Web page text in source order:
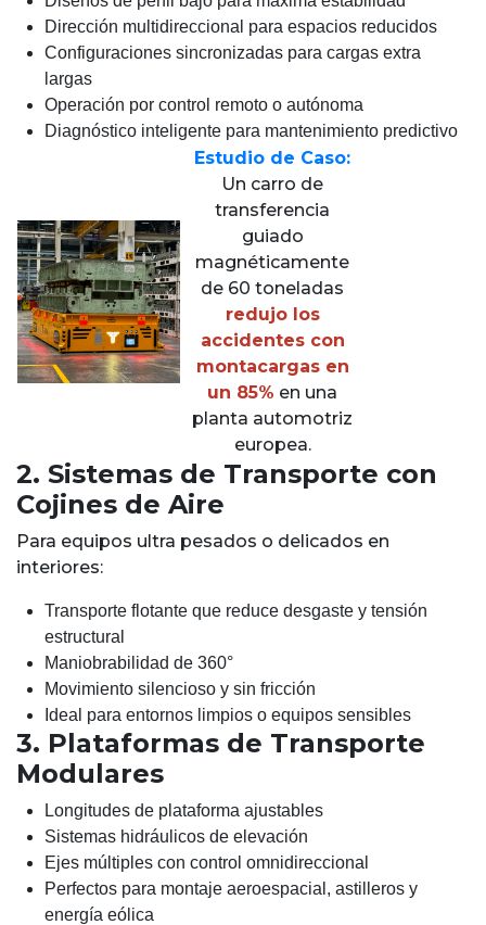
Dirección multidireccional para espacios reducidos
Configuraciones sincronizadas para cargas extra
largas
Operación por control remoto o autónoma
Diagnóstico inteligente para mantenimiento predictivo
Estudio de Caso:
Un carro de
transferencia
guiado
magnéticamente
de 60 toneladas
redujo los
accidentes con
montacargas en
un 85% en una
planta automotriz
europea.
2. Sistemas de Transporte con
Cojines de Aire
Para equipos ultra pesados o delicados en
interiores:
Transporte flotante que reduce desgaste y tensión
estructural
Maniobrabilidad de 360°
Movimiento silencioso y sin fricción
Ideal para entornos limpios o equipos sensibles
3. Plataformas de Transporte
Modulares
Longitudes de plataforma ajustables
Sistemas hidráulicos de elevación
Ejes múltiples con control omnidireccional
Perfectos para montaje aeroespacial, astilleros y
energía eólica